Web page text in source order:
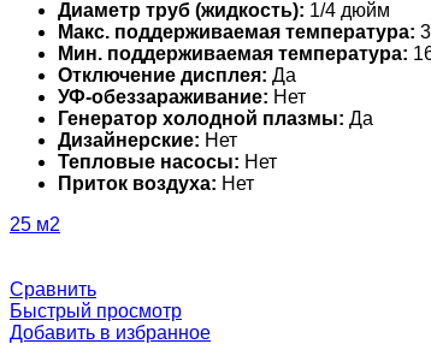
Диаметр труб (жидкость): 1/4 дюйм
Макс. поддерживаемая температура:
Мин. поддерживаемая температура:
Отключение дисплея: Да
УФ-обеззараживание: Нет
Генератор холодной плазмы: Да
Дизайнерские: Нет
Тепловые насосы: Нет
Приток воздуха: Нет
25 м2
Сравнить
Быстрый просмотр
Добавить в избранное